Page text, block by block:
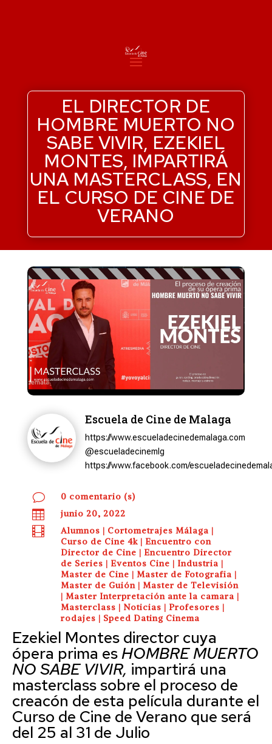
EL DIRECTOR DE
HOMBRE MUERTO NO
SABE VIVIR, EZEKIEL
MONTES, IMPARTIRÁ
UNA MASTERCLASS, EN
EL CURSO DE CINE DE
VERANO
Escuela de Cine de Malaga
https://www.escueladecinedemalaga.com
@escueladecinemlg
https://www.facebook.com/
v 0 comentario (s)
 junio 20, 2022
 Alumnos | Cortometrajes Málaga |
Curso de Cine 4k| Encuentro con
Director de Cine | Encuentro Director
de Series | Eventos Cine | Industria |
Master de Cine | Master de Fotografia |
Master de Guión| Master de Televisión
| Master Interpretación ante la camara |
Masterclass | Noticias | Profesores |
rodajes | Speed Dating Cinema
Ezekiel Montes director cuya
ópera prima esHOMBRE MUERTO
NO SABE VIVIR, impartirá una
masterclass sobre el proceso de
creacón de esta película durante el
Curso de Cine de Verano que será
del 25 al 31 de Julio